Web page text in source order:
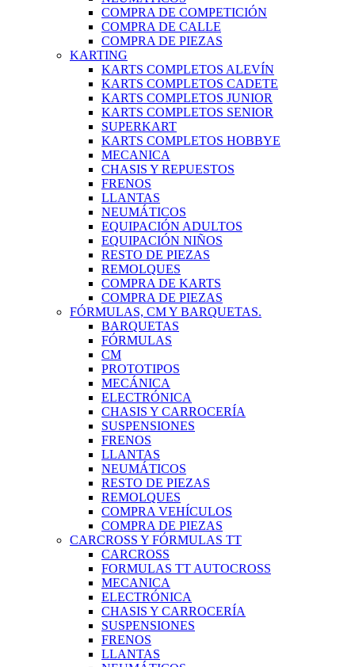
COMPRA DE COMPETICIÓN
COMPRA DE CALLE
COMPRA DE PIEZAS
KARTING
KARTS COMPLETOS ALEVÍN
KARTS COMPLETOS CADETE
KARTS COMPLETOS JUNIOR
KARTS COMPLETOS SENIOR
SUPERKART
KARTS COMPLETOS HOBBYE
MECANICA
CHASIS Y REPUESTOS
FRENOS
LLANTAS
NEUMÁTICOS
EQUIPACIÓN ADULTOS
EQUIPACIÓN NIÑOS
RESTO DE PIEZAS
REMOLQUES
COMPRA DE KARTS
COMPRA DE PIEZAS
FÓRMULAS, CM Y BARQUETAS.
BARQUETAS
FÓRMULAS
CM
PROTOTIPOS
MECÁNICA
ELECTRÓNICA
CHASIS Y CARROCERÍA
SUSPENSIONES
FRENOS
LLANTAS
NEUMÁTICOS
RESTO DE PIEZAS
REMOLQUES
COMPRA VEHÍCULOS
COMPRA DE PIEZAS
CARCROSS Y FÓRMULAS TT
CARCROSS
FORMULAS TT AUTOCROSS
MECANICA
ELECTRÓNICA
CHASIS Y CARROCERÍA
SUSPENSIONES
FRENOS
LLANTAS